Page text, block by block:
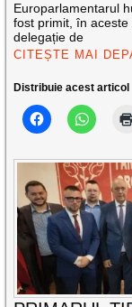
Europarlamentarul
fost primit, în
delegație de
CITEȘTE MAI
Distribuie acest articol